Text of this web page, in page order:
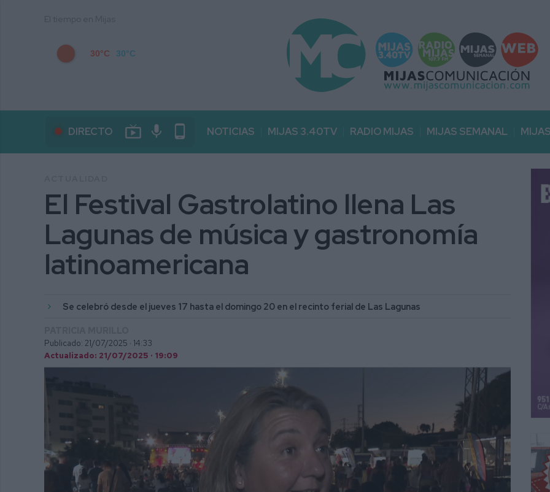
30°C 30°C
DIRECTO live_tv mic phone_android NOTICIAS MIJAS 3.40TV RADIO MIJAS MIJAS SEMANAL
El Festival Gastrolatino llena Las
Lagunas de música y gastronomía
latinoamericana
Se celebró desde el jueves 17 hasta el domingo 20 en el recinto ferial de Las Lagunas
Publicado: 21/07/2025 · 14:33
Actualizado: 21/07/2025 · 19:09